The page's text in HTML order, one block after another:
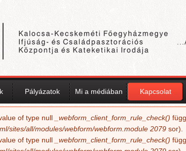
Pályázatok Mi a médiában Kapcsolat
of type null _webform_client_form_rule_check()
sites/all/modules/webform/webform.module 2079 sor).
of type null _webform_client_form_rule_check()